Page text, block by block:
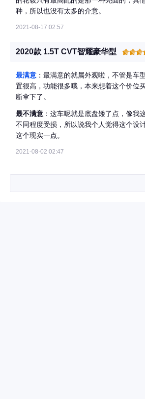
种，所以也没有太多的介意。
2021-08-17 02:57
2020款 1.5T CVT智耀豪华型
最满意 ：最满意的就属外观啦，不管是
置很高，功能很多哦，本来想着这个价位
断拿下了。
最不满意 ：这车呢就是底盘矮了点，像
不同程度受损，所以说我个人觉得这个设
这个现实一点。
2021-08-02 02:47